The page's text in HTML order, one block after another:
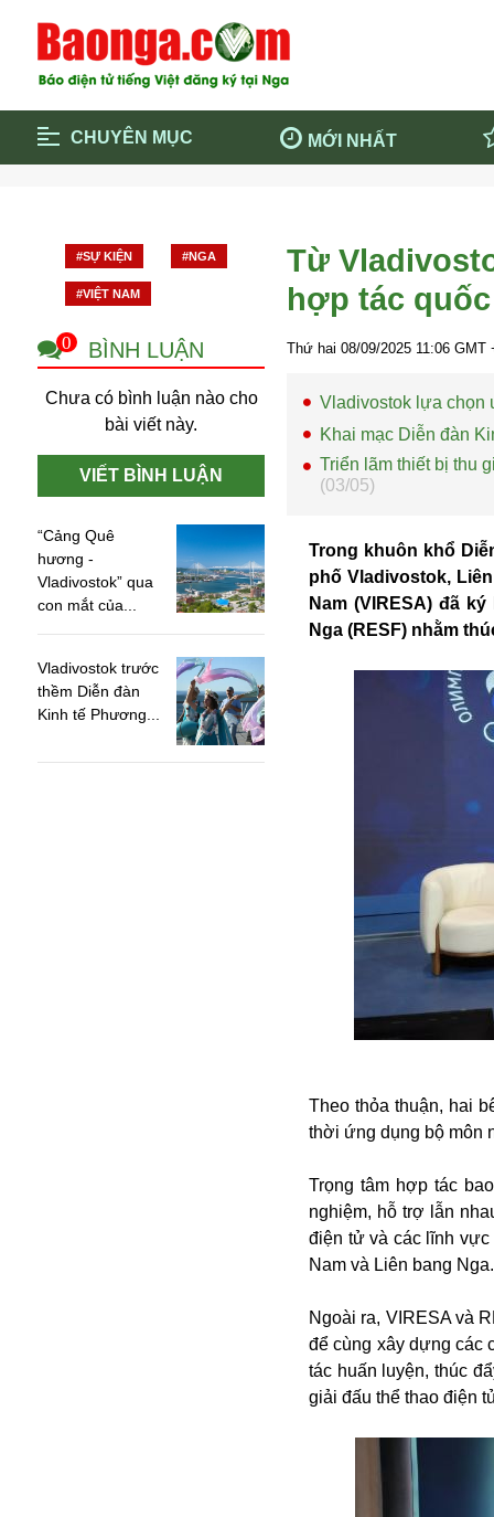
CHUYÊN MỤC MỚI NHẤT
Cộng đồng
Thông
Cuộc sống quanh ta
Khám
Quảng cáo
#SỰ KIỆN #NGA
#VIỆT NAM
0 BÌNH LUẬN
Chưa có bình luận nào cho
bài viết này.
VIẾT BÌNH LUẬN
“Cảng Quê
hương -
Vladivostok” qua
con mắt của...
Vladivostok trước
thềm Diễn đàn
Kinh tế Phương...
Từ
hợp tác
Thứ hai 08/09/2025 11:06 GMT
Vladivostok lựa chọn
Khai mạc Diễn đàn
Triển lãm thiết bị thu
(03/05)
Trong khuôn khổ
phố Vladivostok,
Nam (VIRESA) đã
Nga (RESF) nhằm
Theo thỏa thuận, hai
thời ứng dụng bộ môn
Trọng tâm hợp tác
nghiệm, hỗ trợ lẫn
điện tử và các lĩnh
Nam và Liên bang Nga.
Ngoài ra, VIRESA và
để cùng xây dựng các
tác huấn luyện, thúc
giải đấu thể thao điện